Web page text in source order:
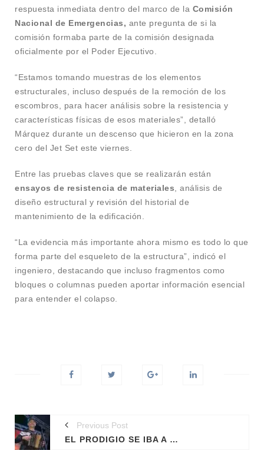
respuesta inmediata dentro del marco de la Comisión
Nacional de Emergencias, ante pregunta de si la
comisión formaba parte de la comisión designada
oficialmente por el Poder Ejecutivo.
“Estamos tomando muestras de los elementos
estructurales, incluso después de la remoción de los
escombros, para hacer análisis sobre la resistencia y
características físicas de esos materiales”, detalló
Márquez durante un descenso que hicieron en la zona
cero del Jet Set este viernes.
Entre las pruebas claves que se realizarán están
ensayos de resistencia de materiales , análisis de
diseño estructural y revisión del historial de
mantenimiento de la edificación.
“La evidencia más importante ahora mismo es todo lo que
forma parte del esqueleto de la estructura”, indicó el
ingeniero, destacando que incluso fragmentos como
bloques o columnas pueden aportar información esencial
para entender el colapso.
Previous Post
EL PRODIGIO SE IBA A PRESENTAR EN JET SET EL DÍA DE LA TRAGEDIA Y SE LE OLVIDÓ AGENDAR